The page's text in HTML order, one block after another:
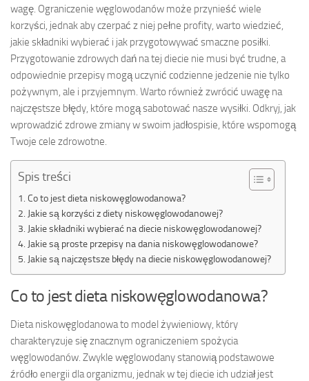
wagę. Ograniczenie węglowodanów może przynieść wiele
korzyści, jednak aby czerpać z niej pełne profity, warto wiedzieć,
jakie składniki wybierać i jak przygotowywać smaczne posiłki.
Przygotowanie zdrowych dań na tej diecie nie musi być trudne, a
odpowiednie przepisy mogą uczynić codzienne jedzenie nie tylko
pożywnym, ale i przyjemnym. Warto również zwrócić uwagę na
najczęstsze błędy, które mogą sabotować nasze wysiłki. Odkryj, jak
wprowadzić zdrowe zmiany w swoim jadłospisie, które wspomogą
Twoje cele zdrowotne.
Spis treści
Co to jest dieta niskowęglowodanowa?
Jakie są korzyści z diety niskowęglowodanowej?
Jakie składniki wybierać na diecie niskowęglowodanowej?
Jakie są proste przepisy na dania niskowęglowodanowe?
Jakie są najczęstsze błędy na diecie niskowęglowodanowej?
Co to jest dieta niskowęglowodanowa?
Dieta niskowęglodanowa to model żywieniowy, który
charakteryzuje się znacznym ograniczeniem spożycia
węglowodanów. Zwykle węglowodany stanowią podstawowe
źródło energii dla organizmu, jednak w tej diecie ich udział jest